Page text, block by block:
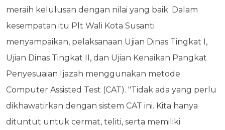
meraih kelulusan dengan nilai yang baik. Dalam
kesempatan itu Plt Wali Kota Susanti
menyampaikan, pelaksanaan Ujian Dinas Tingkat I,
Ujian Dinas Tingkat II, dan Ujian Kenaikan Pangkat
Penyesuaian Ijazah menggunakan metode
Computer Assisted Test (CAT). "Tidak ada yang perlu
dikhawatirkan dengan sistem CAT ini. Kita hanya
dituntut untuk cermat, teliti, serta memiliki